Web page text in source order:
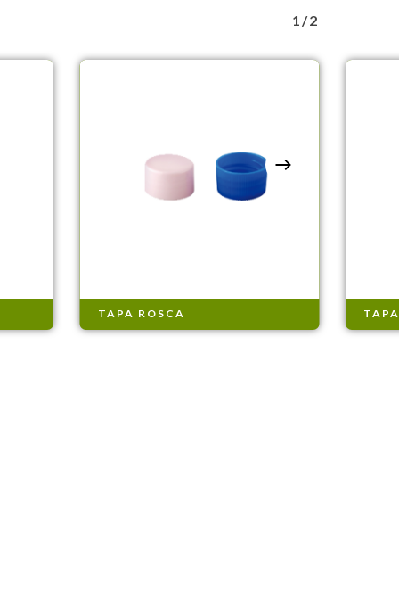
1/2
TAPA ROSCA